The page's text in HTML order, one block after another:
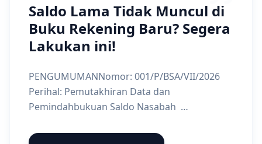
Saldo Lama Tidak Muncul di
Buku Rekening Baru? Segera
Lakukan ini!
PENGUMUMANNomor: 001/P/BSA/VII/2026
Perihal: Pemutakhiran Data dan
Pemindahbukuan Saldo Nasabah
sistem administrasi dan layanan digital, Bank